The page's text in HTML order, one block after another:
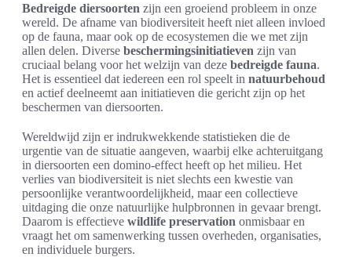
Bedreigde diersoorten zijn een groeiend probleem in onze
wereld. De afname van biodiversiteit heeft niet alleen invloed
op de fauna, maar ook op de ecosystemen die we met zijn
allen delen. Diverse beschermingsinitiatieven zijn van
cruciaal belang voor het welzijn van deze bedreigde fauna.
Het is essentieel dat iedereen een rol speelt in natuurbehoud
en actief deelneemt aan initiatieven die gericht zijn op het
beschermen van diersoorten.
Wereldwijd zijn er indrukwekkende statistieken die de
urgentie van de situatie aangeven, waarbij elke achteruitgang
in diersoorten een domino-effect heeft op het milieu. Het
verlies van biodiversiteit is niet slechts een kwestie van
persoonlijke verantwoordelijkheid, maar een collectieve
uitdaging die onze natuurlijke hulpbronnen in gevaar brengt.
Daarom is effectieve wildlife preservation onmisbaar en
vraagt het om samenwerking tussen overheden, organisaties,
en individuele burgers.